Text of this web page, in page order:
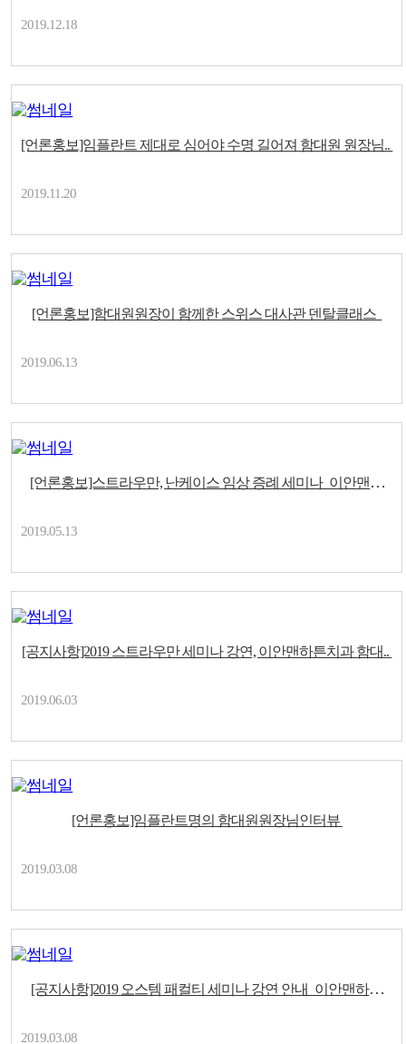
2019.12.18
[언론홍보]임플란트 제대로 심어야 수명 길어져 함대원 원장님..
2019.11.20
[언론홍보]함대원원장이 함께한 스위스 대사관 덴탈클래스
2019.06.13
[언론홍보]스트라우만, 난케이스 임상 증례 세미나_이안맨하
2019.05.13
[공지사항]2019 스트라우만 세미나 강연, 이안맨하튼치과 함대..
2019.06.03
[언론홍보]임플란트명의 함대원원장님인터뷰
2019.03.08
[공지사항]2019 오스템 패컬티 세미나 강연 안내_이안맨하튼
2019.03.08